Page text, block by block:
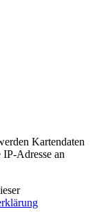
Kartendaten
Adresse an